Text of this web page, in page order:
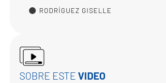
RODRÍGUEZ GISELLE
SOBRE ESTE VIDEO